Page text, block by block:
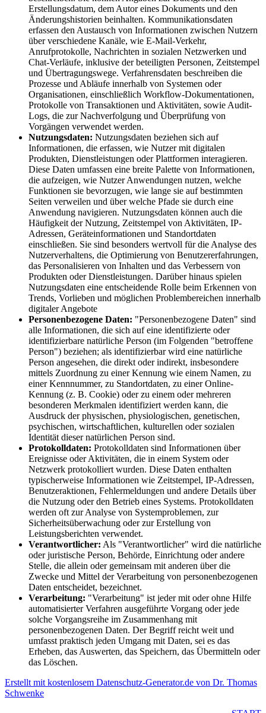
Erstellungsdatum, dem Autor eines Dokuments und den
Änderungshistorien beinhalten. Kommunikationsdaten
erfassen den Austausch von Informationen zwischen Nutzern
über verschiedene Kanäle, wie E-Mail-Verkehr,
Anrufprotokolle, Nachrichten in sozialen Netzwerken und
Chat-Verläufe, inklusive der beteiligten Personen, Zeitstempel
und Übertragungswege. Verfahrensdaten beschreiben die
Prozesse und Abläufe innerhalb von Systemen oder
Organisationen, einschließlich Workflow-Dokumentationen,
Protokolle von Transaktionen und Aktivitäten, sowie Audit-
Logs, die zur Nachverfolgung und Überprüfung von
Vorgängen verwendet werden.
Nutzungsdaten: Nutzungsdaten beziehen sich auf
Informationen, die erfassen, wie Nutzer mit digitalen
Produkten, Dienstleistungen oder Plattformen interagieren.
Diese Daten umfassen eine breite Palette von Informationen,
die aufzeigen, wie Nutzer Anwendungen nutzen, welche
Funktionen sie bevorzugen, wie lange sie auf bestimmten
Seiten verweilen und über welche Pfade sie durch eine
Anwendung navigieren. Nutzungsdaten können auch die
Häufigkeit der Nutzung, Zeitstempel von Aktivitäten, IP-
Adressen, Geräteinformationen und Standortdaten
einschließen. Sie sind besonders wertvoll für die Analyse des
Nutzerverhaltens, die Optimierung von Benutzererfahrungen,
das Personalisieren von Inhalten und das Verbessern von
Produkten oder Dienstleistungen. Darüber hinaus spielen
Nutzungsdaten eine entscheidende Rolle beim Erkennen von
Trends, Vorlieben und möglichen Problembereichen innerhalb
digitaler Angebote
Personenbezogene Daten: "Personenbezogene Daten" sind
alle Informationen, die sich auf eine identifizierte oder
identifizierbare natürliche Person (im Folgenden "betroffene
Person") beziehen; als identifizierbar wird eine natürliche
Person angesehen, die direkt oder indirekt, insbesondere
mittels Zuordnung zu einer Kennung wie einem Namen, zu
einer Kennnummer, zu Standortdaten, zu einer Online-
Kennung (z. B. Cookie) oder zu einem oder mehreren
besonderen Merkmalen identifiziert werden kann, die
Ausdruck der physischen, physiologischen, genetischen,
psychischen, wirtschaftlichen, kulturellen oder sozialen
Identität dieser natürlichen Person sind.
Protokolldaten: Protokolldaten sind Informationen über
Ereignisse oder Aktivitäten, die in einem System oder
Netzwerk protokolliert wurden. Diese Daten enthalten
typischerweise Informationen wie Zeitstempel, IP-Adressen,
Benutzeraktionen, Fehlermeldungen und andere Details über
die Nutzung oder den Betrieb eines Systems. Protokolldaten
werden oft zur Analyse von Systemproblemen, zur
Sicherheitsüberwachung oder zur Erstellung von
Leistungsberichten verwendet.
Verantwortlicher: Als "Verantwortlicher" wird die natürliche
oder juristische Person, Behörde, Einrichtung oder andere
Stelle, die allein oder gemeinsam mit anderen über die
Zwecke und Mittel der Verarbeitung von personenbezogenen
Daten entscheidet, bezeichnet.
Verarbeitung: "Verarbeitung" ist jeder mit oder ohne Hilfe
automatisierter Verfahren ausgeführte Vorgang oder jede
solche Vorgangsreihe im Zusammenhang mit
personenbezogenen Daten. Der Begriff reicht weit und
umfasst praktisch jeden Umgang mit Daten, sei es das
Erheben, das Auswerten, das Speichern, das Übermitteln oder
das Löschen.
Erstellt mit kostenlosem Datenschutz-Generator.de von Dr. Thomas
Schwenke